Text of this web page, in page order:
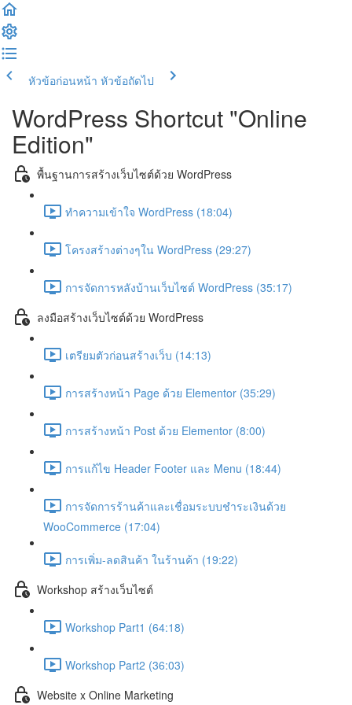
หัวข้อก่อนหน้า หัวข้อถัดไป
WordPress Shortcut "Online
Edition"
พื้นฐานการสร้างเว็บไซต์ด้วย WordPress
ทำความเข้าใจ WordPress (18:04)
โครงสร้างต่างๆใน WordPress (29:27)
การจัดการหลังบ้านเว็บไซต์ WordPress (35:17)
ลงมือสร้างเว็บไซต์ด้วย WordPress
เตรียมตัวก่อนสร้างเว็บ (14:13)
การสร้างหน้า Page ด้วย Elementor (35:29)
การสร้างหน้า Post ด้วย Elementor (8:00)
การแก้ไข Header Footer และ Menu (18:44)
การจัดการร้านค้าและเชื่อมระบบชำระเงินด้วย
WooCommerce (17:04)
การเพิ่ม-ลดสินค้า ในร้านค้า (19:22)
Workshop สร้างเว็บไซต์
Workshop Part1 (64:18)
Workshop Part2 (36:03)
Website x Online Marketing